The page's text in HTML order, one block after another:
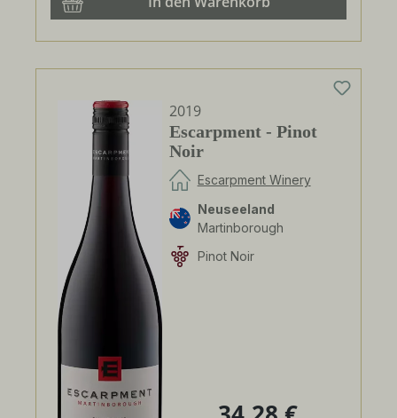
2019
Escarpment - Pinot
Noir
Escarpment Winery
Neuseeland
Martinborough
Pinot Noir